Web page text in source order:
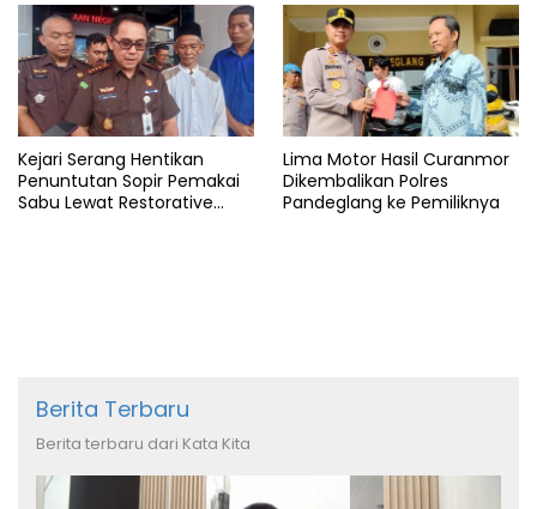
Kejari Serang Hentikan
Penuntutan Sopir Pemakai
Sabu Lewat Restorative
Lima Motor Hasil Curanmor
Dikembalikan Polres
Pandeglang ke Pemiliknya
Berita Terbaru
Berita terbaru dari Kata Kita